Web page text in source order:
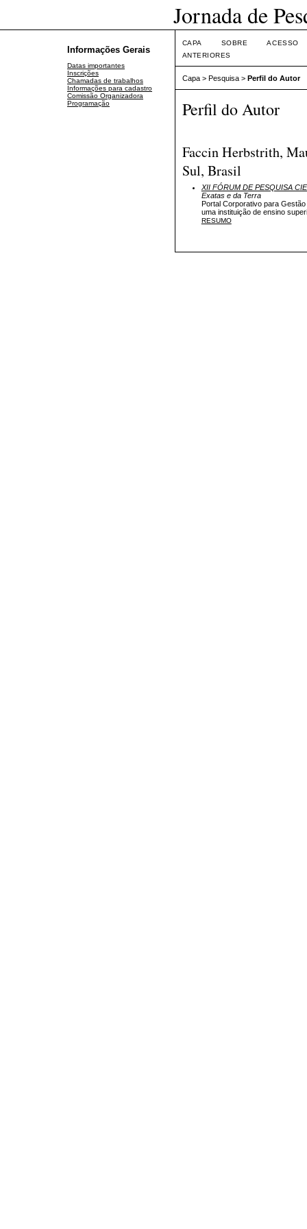
Jornada de
Informações Gerais
Datas importantes
Inscrições
Chamadas de trabalhos
Informações para cadastro
Comissão Organizadora
Programação
CAPA SOBRE
ACESSO
ANTERIORES
Capa> Pesquisa> Perfil do Autor
Perfil do Autor
Faccin Herbstrith,
Sul, Brasil
XII FÓRUM DE PESQUISA
Exatas e da Terra
Portal Corporativo para
uma instituição de ensino
RESUMO